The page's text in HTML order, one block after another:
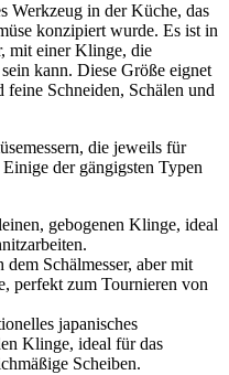
Werkzeug in der Küche, das
konzipiert wurde. Es ist in
mit einer Klinge, die
kann. Diese Größe eignet
feine Schneiden, Schälen und
die jeweils für
der gängigsten Typen
gebogenen Klinge, ideal
Schälmesser, aber mit
perfekt zum Tournieren von
japanisches
Klinge, ideal für das
Scheiben.